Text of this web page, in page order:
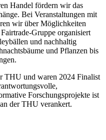
Handel fördern wir das
Bei Veranstaltungen mit
wir über Möglichkeiten
Gruppe organisiert
und nachhaltig
und Pflanzen bis
THU und waren 2024 Finalist
Forschungsprojekte ist
der THU verankert.